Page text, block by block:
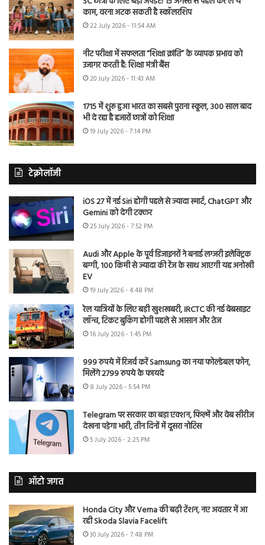
काम, वरना अटक सकती है स्कॉलरशिप
22 July 2026 - 11:54 AM
नीट परीक्षा में सफलता “शिक्षा क्रांति” के व्यापक प्रभाव को
उजागर करती है: शिक्षा मंत्री बैंस
20 July 2026 - 11:43 AM
1715 में शुरू हुआ भारत का सबसे पुराना स्कूल, 300 साल बाद
भी दे रहा है हजारों छात्रों को शिक्षा
19 July 2026 - 7:14 PM
टेक्नोलॉजी
iOS 27 में नई Siri होगी पहले से ज्यादा स्मार्ट, ChatGPT और
Gemini को देगी टक्कर
25 July 2026 - 7:52 PM
Audi और Apple के पूर्व डिजाइनरों ने बनाई लग्जरी इलेक्ट्रिक
बग्गी, 100 किमी से ज्यादा की रेंज के साथ आएगी यह अनोखी
EV
19 July 2026 - 4:48 PM
रेल यात्रियों के लिए बड़ी खुशखबरी, IRCTC की नई वेबसाइट
लॉन्च, टिकट बुकिंग होगी पहले से आसान और तेज
16 July 2026 - 1:45 PM
999 रुपये में रिजर्व करें Samsung का नया फोल्डेबल फोन,
मिलेंगे 2799 रुपये के फायदे
8 July 2026 - 5:54 PM
Telegram पर सरकार का बड़ा एक्शन, फिल्में और वेब सीरीज
देखना पड़ेगा भारी, तीन दिनों में दूसरा नोटिस
5 July 2026 - 2:25 PM
ऑटो जगत
Honda City और Verna की बढ़ी टेंशन, नए अवतार में आ
रही Skoda Slavia Facelift
30 July 2026 - 7:48 PM